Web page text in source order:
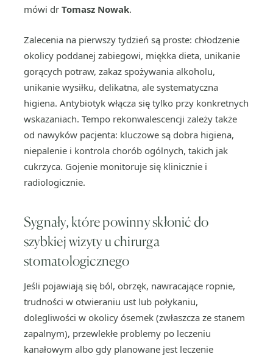
mówi dr Tomasz Nowak.
Zalecenia na pierwszy tydzień są proste: chłodzenie
okolicy poddanej zabiegowi, miękka dieta, unikanie
gorących potraw, zakaz spożywania alkoholu,
unikanie wysiłku, delikatna, ale systematyczna
higiena. Antybiotyk włącza się tylko przy konkretnych
wskazaniach. Tempo rekonwalescencji zależy także
od nawyków pacjenta: kluczowe są dobra higiena,
niepalenie i kontrola chorób ogólnych, takich jak
cukrzyca. Gojenie monitoruje się klinicznie i
radiologicznie.
Sygnały, które powinny skłonić do
szybkiej wizyty u chirurga
stomatologicznego
Jeśli pojawiają się ból, obrzęk, nawracające ropnie,
trudności w otwieraniu ust lub połykaniu,
dolegliwości w okolicy ósemek (zwłaszcza ze stanem
zapalnym), przewlekłe problemy po leczeniu
kanałowym albo gdy planowane jest leczenie